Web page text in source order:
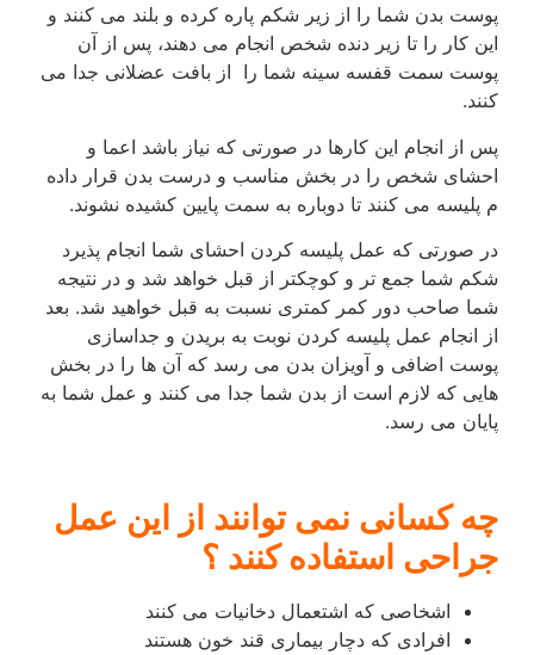
پوست بدن شما را از زیر شکم پاره کرده و بلند می کنند و
این کار را تا زیر دنده شخص انجام می دهند، پس از آن
پوست سمت قفسه سینه شما را از بافت عضلانی جدا می
کنند.
پس از انجام این کارها در صورتی که نیاز باشد اعما و
احشای شخص را در بخش مناسب و درست بدن قرار داده
م پلیسه می کنند تا دوباره به سمت پایین کشیده نشوند.
در صورتی که عمل پلیسه کردن احشای شما انجام پذیرد
شکم شما جمع تر و کوچکتر از قبل خواهد شد و در نتیجه
شما صاحب دور کمر کمتری نسبت به قبل خواهید شد. بعد
از انجام عمل پلیسه کردن نوبت به بریدن و جداسازی
پوست اضافی و آویزان بدن می رسد که آن ها را در بخش
هایی که لازم است از بدن شما جدا می کنند و عمل شما به
پایان می رسد.
چه کسانی نمی توانند از این عمل
جراحی استفاده کنند ؟
اشخاصی که اشتعمال دخانیات می کنند
افرادی که دچار بیماری قند خون هستند